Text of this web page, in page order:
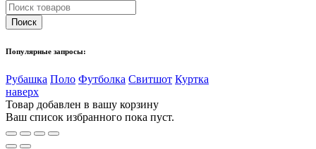
Популярные запросы:
Рубашка Поло Футболка Свитшот Куртка
наверх
Товар добавлен в вашу корзину
Ваш список избранного пока пуст.